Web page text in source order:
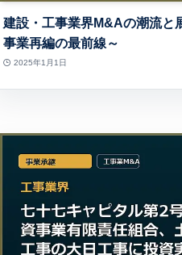
建設・工事業界M&Aの潮流と
事業再編の最前線～
2025年1月1日